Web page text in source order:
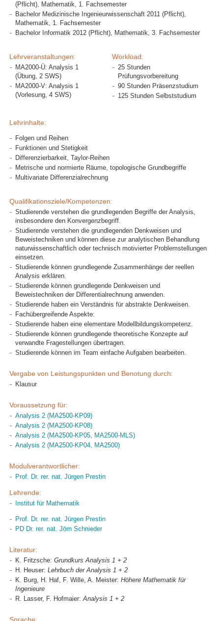
(Pflicht), Mathematik, 1. Fachsemester
Bachelor Medizinische Ingenieurwissenschaft 2011 (Pflicht),
Mathematik, 1. Fachsemester
Bachelor Informatik 2012 (Pflicht), Mathematik, 3. Fachsemester
Lehrveranstaltungen:
MA2000-Ü: Analysis 1
(Übung, 2 SWS)
MA2000-V: Analysis 1
(Vorlesung, 4 SWS)
Workload:
25 Stunden
Prüfungsvorbereitung
90 Stunden Präsenzstudium
125 Stunden Selbststudium
Lehrinhalte:
Folgen und Reihen
Funktionen und Stetigkeit
Differenzierbarkeit, Taylor-Reihen
Metrische und normierte Räume, topologische Grundbegriffe
Multivariate Differenzialrechnung
Qualifikationsziele/Kompetenzen:
Studierende verstehen die grundlegenden Begriffe der Analysis,
insbesondere den Konvergenzbegriff.
Studierende verstehen die grundlegenden Denkweisen und
Beweistechniken und können diese zur analytischen Behandlung
naturwissenschaftlich oder technisch motivierter Problemstellungen
einsetzen.
Studierende können grundlegende Zusammenhänge der reellen
Analysis erklären.
Studierende können grundlegende Denkweisen und
Beweistechniken der Differentialrechnung anwenden.
Studierende haben ein Verständnis für abstrakte Denkweisen.
Fachübergreifende Aspekte:
Studierende haben eine elementare Modellbildungskompetenz.
Studierende können grundlegende theoretische Konzepte auf
verwandte Fragestellungen übertragen.
Studierende können im Team einfache Aufgaben bearbeiten.
Vergabe von Leistungspunkten und Benotung durch:
Klausur
Voraussetzung für:
Analysis 2 (MA2500-KP09)
Analysis 2 (MA2500-KP08)
Analysis 2 (MA2500-KP05, MA2500-MLS)
Analysis 2 (MA2500-KP04, MA2500)
Modulverantwortlicher:
Prof. Dr. rer. nat. Jürgen Prestin
Lehrende:
Institut für Mathematik
Prof. Dr. rer. nat. Jürgen Prestin
PD Dr. rer. nat. Jörn Schnieder
Literatur:
K. Fritzsche: Grundkurs Analysis 1 + 2
H. Heuser: Lehrbuch der Analysis 1 + 2
K. Burg, H. Haf, F. Wille, A. Meister: Höhere Mathematik für
Ingenieure
R. Lasser, F. Hofmaier:Analysis 1 + 2